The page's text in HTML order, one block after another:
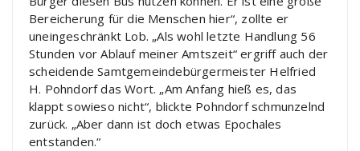
Bereicherung für die Menschen hier“, zollte er
uneingeschränkt Lob. „Als wohl letzte Handlung 56
Stunden vor Ablauf meiner Amtszeit“ ergriff auch der
scheidende Samtgemeindebürgermeister Helfried
H. Pohndorf das Wort. „Am Anfang hieß es, das
klappt sowieso nicht“, blickte Pohndorf schmunzelnd
zurück. „Aber dann ist doch etwas Epochales
entstanden.“